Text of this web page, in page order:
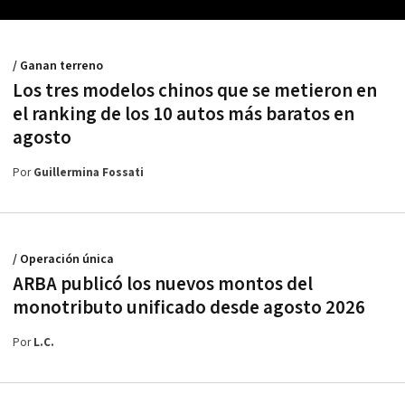
Los tres modelos chinos que se metieron en
el ranking de los 10 autos más baratos en
agosto
/ Ganan terreno
PorGuillermina Fossati
ARBA publicó los nuevos montos del
monotributo unificado desde agosto 2026
/ Operación única
PorL.C.